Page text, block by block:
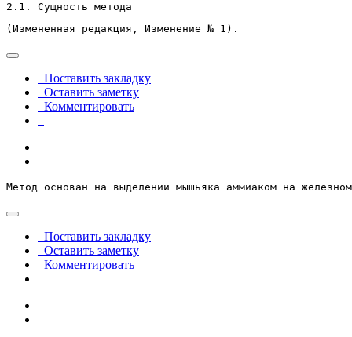
2.1. Сущность метода
(Измененная редакция, Изменение № 1).
Поставить закладку
Оставить заметку
Комментировать
Метод основан на выделении мышьяка аммиаком на
Поставить закладку
Оставить заметку
Комментировать